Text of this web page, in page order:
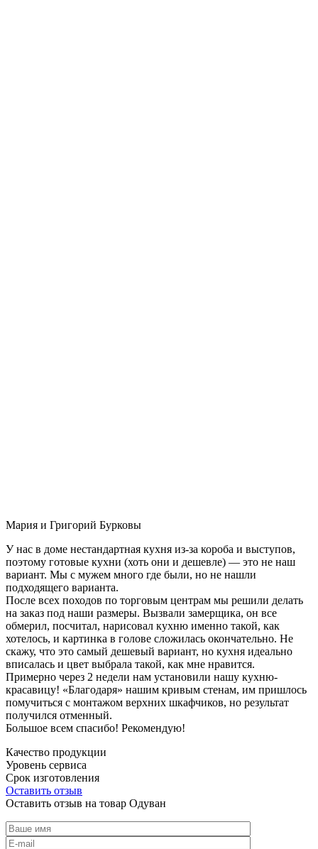
Мария и Григорий Бурковы
У нас в доме нестандартная кухня из-за короба и выступов,
поэтому готовые кухни (хоть они и дешевле) — это не наш
вариант. Мы с мужем много где были, но не нашли
подходящего варианта.
После всех походов по торговым центрам мы решили делать
на заказ под наши размеры. Вызвали замерщика, он все
обмерил, посчитал, нарисовал кухню именно такой, как
хотелось, и картинка в голове сложилась окончательно. Не
скажу, что это самый дешевый вариант, но кухня идеально
вписалась и цвет выбрала такой, как мне нравится.
Примерно через 2 недели нам установили нашу кухню-
красавицу! «Благодаря» нашим кривым стенам, им пришлось
помучиться с монтажом верхних шкафчиков, но результат
получился отменный.
Большое всем спасибо! Рекомендую!
Качество продукции
Уровень сервиса
Срок изготовления
Оставить отзыв
Оставить отзыв на товар Одуван